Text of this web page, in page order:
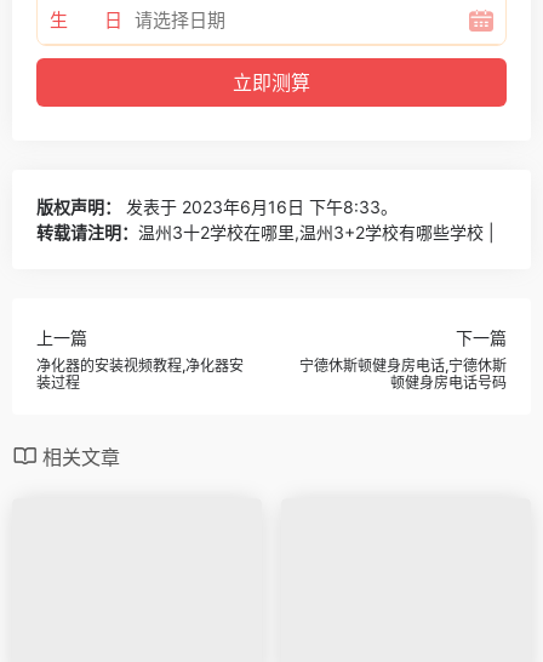
生 日
版权声明：
发表于 2023年6月16日 下午8:33。
转载请注明： 温州3十2学校在哪里,温州3+2学校有哪些学校 |
上一篇
净化器的安装视频教程,净化器安
装过程
下一篇
宁德休斯顿健身房电话,宁德休斯
顿健身房电话号码
相关文章